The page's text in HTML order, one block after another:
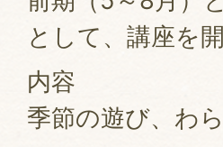
として、講座を
内容
季節の遊び、わ